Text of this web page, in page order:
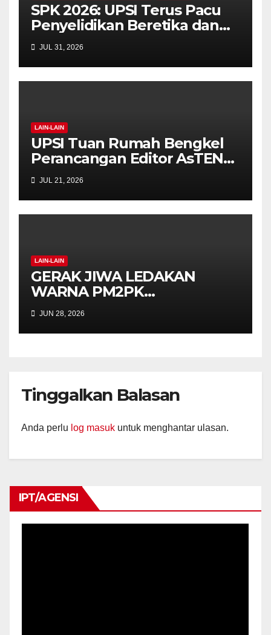
SPK 2026: UPSI Terus Pacu
Penyelidikan Beretika dan
Inovasi Berteraskan
Manusiawi Dalam Era AI
JUL 31, 2026
LAIN-LAIN
UPSI Tuan Rumah Bengkel
Perancangan Editor AsTEN
Journal of Teacher Training
Education
JUL 21, 2026
LAIN-LAIN
GERAK JIWA LEDAKAN
WARNA PM2PK
SEMARAKKAN FPM FEST
2026 DENGAN SEMANGAT
INKLUSIF DAN KREATIVITI
JUN 28, 2026
Tinggalkan Balasan
Anda perlu log masuk untuk menghantar ulasan.
IPT/AGENSI